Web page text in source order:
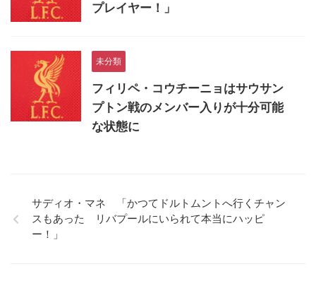
プレイヤー！」
未分類
フィリペ・コウチーニョはサウサン
プトン戦のメンバー入りが十分可能
な状態に
サディオ・マネ 「かつてドルトムントへ行くチャン
スもあった リバプールにいられて本当にハッピ
ー！」